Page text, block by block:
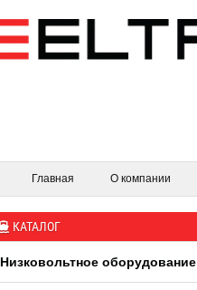
Главная О компании
КАТАЛОГ
Низковольтное оборудование